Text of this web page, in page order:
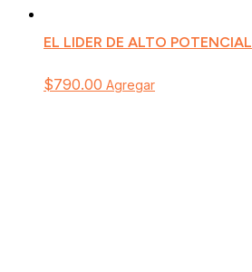
EL LIDER DE ALTO POTENCIAL
$790.00 Agregar